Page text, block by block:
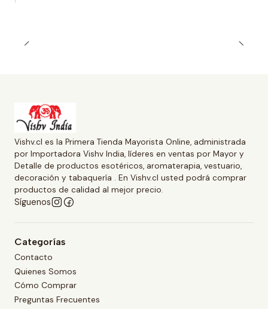
Vishv.cl es la Primera Tienda Mayorista Online, administrada
por Importadora Vishv India, líderes en ventas por Mayor y
Detalle de productos esotéricos, aromaterapia, vestuario,
decoración y tabaquería . En Vishv.cl usted podrá comprar
productos de calidad al mejor precio.
Síguenos
Categorías
Contacto
Quienes Somos
Cómo Comprar
Preguntas Frecuentes